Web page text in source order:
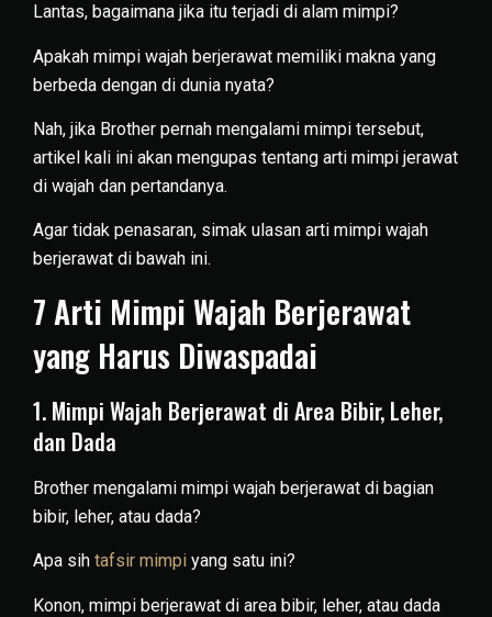
Lantas, bagaimana jika itu terjadi di alam mimpi?
Apakah mimpi wajah berjerawat memiliki makna yang
berbeda dengan di dunia nyata?
Nah, jika Brother pernah mengalami mimpi tersebut,
artikel kali ini akan mengupas tentang arti mimpi jerawat
di wajah dan pertandanya.
Agar tidak penasaran, simak ulasan arti mimpi wajah
berjerawat di bawah ini.
7 Arti Mimpi Wajah Berjerawat
yang Harus Diwaspadai
1. Mimpi Wajah Berjerawat di Area Bibir, Leher,
dan Dada
Brother mengalami mimpi wajah berjerawat di bagian
bibir, leher, atau dada?
Apa sih tafsir mimpi yang satu ini?
Konon, mimpi berjerawat di area bibir, leher, atau dada